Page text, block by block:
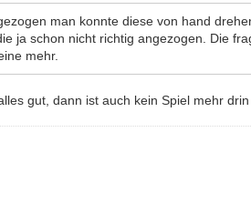
man konnte diese von hand
ja schon nicht richtig angezogen. Die
mehr.
gut, dann ist auch kein Spiel mehr